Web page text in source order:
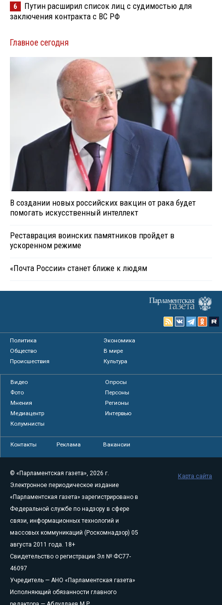
6
Путин расширил список лиц с судимостью для
заключения контракта с ВС РФ
Главное сегодня
В создании новых российских вакцин от рака будет
помогать искусственный интеллект
Реставрация воинских памятников пройдет в
ускоренном режиме
«Почта России» станет ближе к людям
Политика
Экономика
Общество
В мире
Происшествия
Культура
Видео
Опросы
Фото
Персоны
Мнения
Регионы
Медиацентр
Интервью
Колумнисты
Контакты Реклама Вакансии
© «Парламентская газета», 2026 г.
Электронное периодическое издание
«Парламентская газета» зарегистрировано в
Федеральной службе по надзору в сфере
связи, информационных технологий и
массовых коммуникаций (Роскомнадзор) 05
августа 2011 года. 18+
Свидетельство о регистрации Эл № ФС77-
46097
Учредитель — АНО «Парламентская газета»
Исполняющий обязанности главного
Карта сайта